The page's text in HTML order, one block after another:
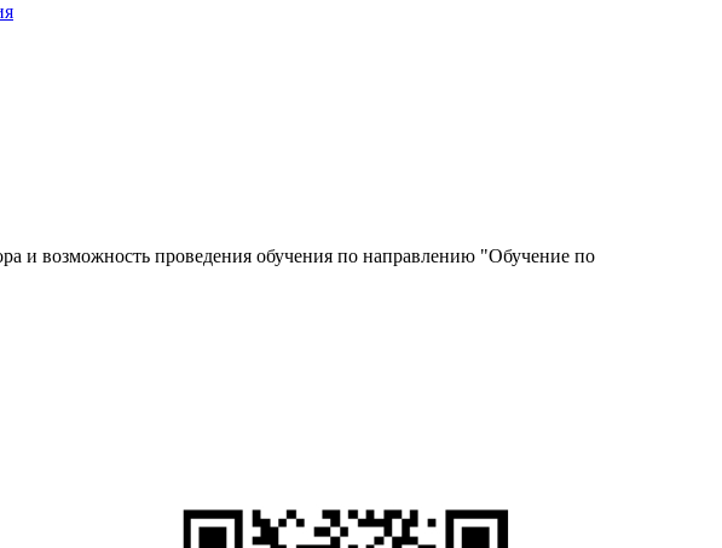
и возможность проведения обучения по направлению "Обучение по